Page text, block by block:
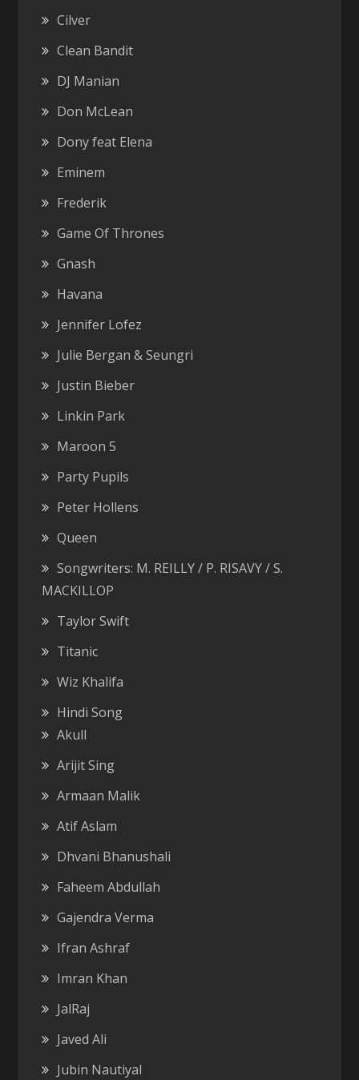
Cilver
Clean Bandit
DJ Manian
Don McLean
Dony feat Elena
Eminem
Frederik
Game Of Thrones
Gnash
Havana
Jennifer Lofez
Julie Bergan & Seungri
Justin Bieber
Linkin Park
Maroon 5
Party Pupils
Peter Hollens
Queen
Songwriters: M. REILLY / P. RISAVY / S.
MACKILLOP
Taylor Swift
Titanic
Wiz Khalifa
Hindi Song
Akull
Arijit Sing
Armaan Malik
Atif Aslam
Dhvani Bhanushali
Faheem Abdullah
Gajendra Verma
Ifran Ashraf
Imran Khan
JalRaj
Javed Ali
Jubin Nautiyal